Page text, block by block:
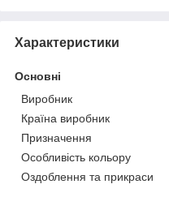
Характеристики
Основні
Виробник
Країна виробник
Призначення
Особливість кольору
Оздоблення та прикраси